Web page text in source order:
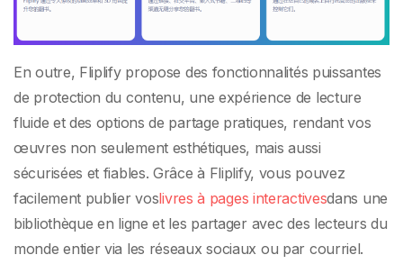
En outre, Fliplify propose des fonctionnalités puissantes
de protection du contenu, une expérience de lecture
fluide et des options de partage pratiques, rendant vos
œuvres non seulement esthétiques, mais aussi
sécurisées et fiables. Grâce à Fliplify, vous pouvez
facilement publier voslivres à pages interactivesdans une
bibliothèque en ligne et les partager avec des lecteurs du
monde entier via les réseaux sociaux ou par courriel.